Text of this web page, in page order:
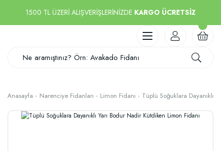
1500 TL ÜZERİ ALIŞVERİŞLERİNİZDE KARGO ÜCRETSİZ
Anasayfa Narenciye Fidanları Limon Fidanı Tüplü Soğuklara Dayanıklı